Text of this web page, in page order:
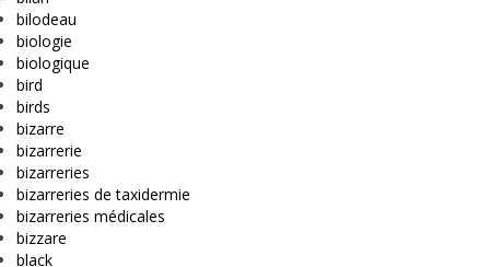
bilodeau
biologie
biologique
bird
birds
bizarre
bizarrerie
bizarreries
bizarreries de taxidermie
bizarreries médicales
bizzare
black